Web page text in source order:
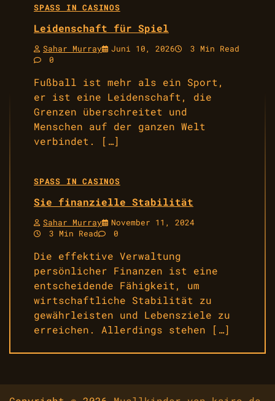
SPASS IN CASINOS
Leidenschaft für Spiel
Sahar Murray Juni 10, 2026
3 Min Read
0
Fußball ist mehr als ein Sport,
er ist eine Leidenschaft, die
Grenzen überschreitet und
Menschen auf der ganzen Welt
verbindet. […]
SPASS IN CASINOS
Sie finanzielle Stabilität
Sahar Murray
November 11, 2024
3 Min Read
0
Die effektive Verwaltung
persönlicher Finanzen ist eine
entscheidende Fähigkeit, um
wirtschaftliche Stabilität zu
gewährleisten und Lebensziele zu
erreichen. Allerdings stehen […]